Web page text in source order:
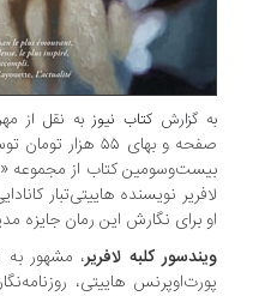
گزارش کتاب نیوز به نقل از مهر،
صفحه و بهای ۵۵ هزار
کتاب از مجموعه «قصه‌ی
نویسنده‌ هاییتی‌تبار کانادایی
برای نگارش این رمان جایزه‌ مدیسی
کلبه لافریر
هاییتی، روزنامه‌نگار،